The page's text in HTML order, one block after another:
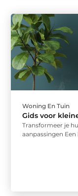
Woning En Tuin
Gids voor
Transformeer je
aanpassingen